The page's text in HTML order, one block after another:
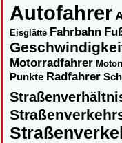
Autofahrer
Eisglätte Fahrbahn
Motorradfahrer
Punkte Radfahrer